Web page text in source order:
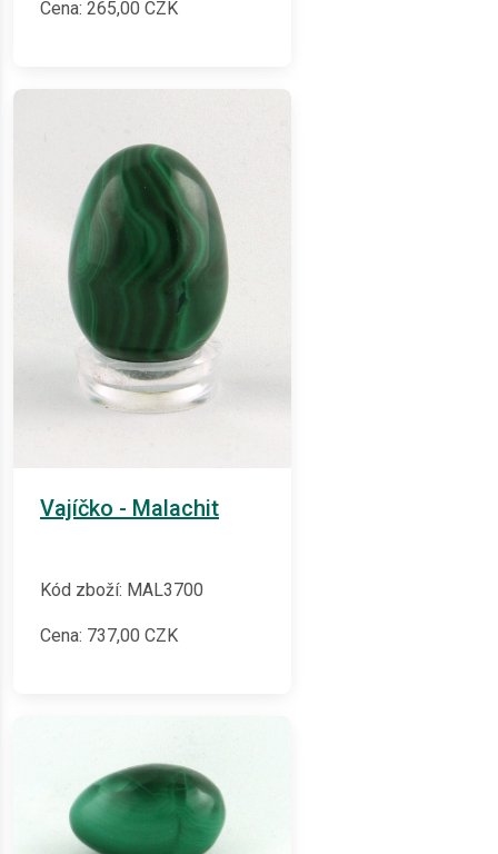
Cena: 265,00 CZK
Vajíčko - Malachit
Kód zboží: MAL3700
Cena: 737,00 CZK